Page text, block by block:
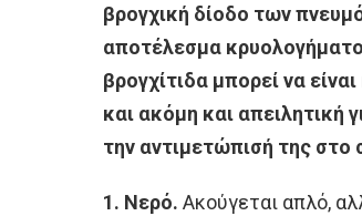
βρογχική δίοδο των
αποτέλεσμα
βρογχίτιδα μπορεί να
και ακόμη και απειλητική
την αντιμετώπισή της στο
1. Νερό. Ακούγεται απλό,